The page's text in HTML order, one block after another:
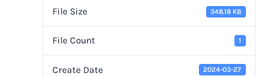
File Size 348.18 KB
File Count 1
Create Date 2024-03-27